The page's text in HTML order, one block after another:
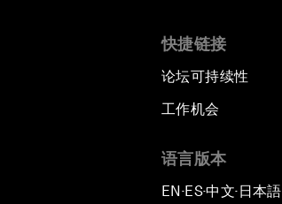
快捷链接
论坛可持续性
工作机会
语言版本
EN ▪ES▪中文▪ 日本語